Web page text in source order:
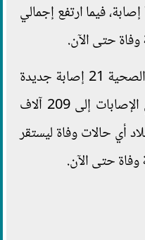
الإصابات إلى 509 آلاف و 771 إصابة، فيما ارتفع إجمالي
وفي زامبيا، سجلت السلطات الصحية 21 إصابة جديدة
بفيروس كورونا ما رفع إجمالي الإصابات إلى 209 آلاف
أي حالات وفاة ليستقر